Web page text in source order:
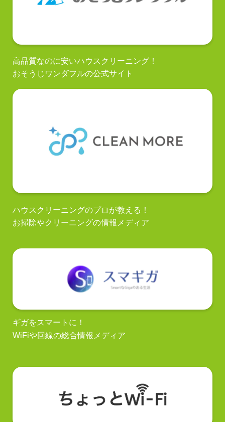
高品質なのに安いハウスクリーニング！
おそうじワンダフルの公式サイト
ハウスクリーニングのプロが教える！
お掃除やクリーニングの情報メディア
ギガをスマートに！
WiFiや回線の総合情報メディア